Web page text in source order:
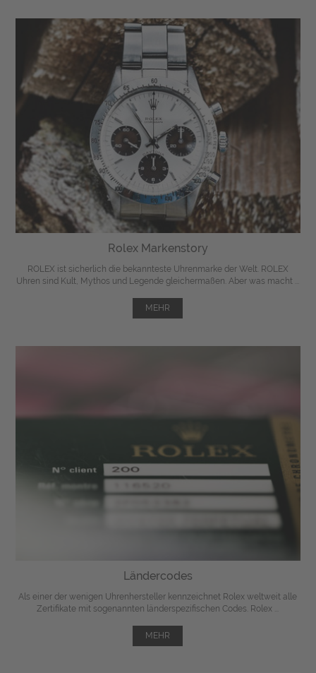
Rolex Markenstory
ROLEX ist sicherlich die bekannteste Uhrenmarke der Welt. ROLEX
Uhren sind Kult, Mythos und Legende gleichermaßen. Aber was macht ...
MEHR
Ländercodes
Als einer der wenigen Uhrenhersteller kennzeichnet Rolex weltweit alle
Zertifikate mit sogenannten länderspezifischen Codes. Rolex ...
MEHR